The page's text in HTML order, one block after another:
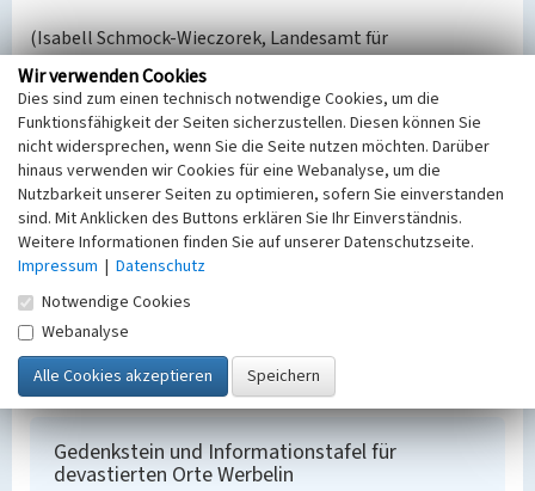
(Isabell Schmock-Wieczorek, Landesamt für
Denkmalpflege Sachsen, 2023)
Datierung:
Erbauung 1990er
Quellen/Literaturangaben:
Berkner, Andreas/Kulturstiftung Hohenmölsen e. V.
(Hgg.): Bergbau und Umsiedlungen im
Mitteldeutschen Braunkohlenrevier;
Beucha/Markkleeberg 2022, S. 136-137.
BKM-Nummer:30500177
Gedenkstein und Informationstafel für
devastierten Orte Werbelin
Wir verwenden Cookies
Dies sind zum einen technisch notwendige Cookies, um die
Funktionsfähigkeit der Seiten sicherzustellen. Diesen können Sie
nicht widersprechen, wenn Sie die Seite nutzen möchten. Darüber
hinaus verwenden wir Cookies für eine Webanalyse, um die
Nutzbarkeit unserer Seiten zu optimieren, sofern Sie einverstanden
sind. Mit Anklicken des Buttons erklären Sie Ihr Einverständnis.
Weitere Informationen finden Sie auf unserer Datenschutzseite.
Impressum | Datenschutz
Notwendige Cookies
Webanalyse